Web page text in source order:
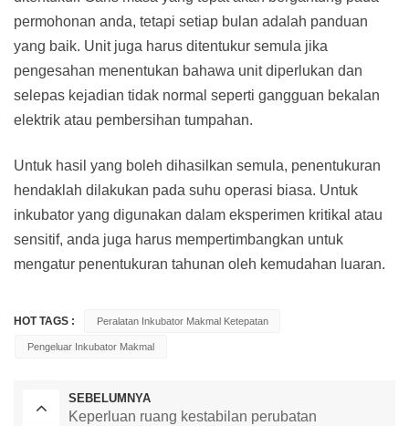
permohonan anda, tetapi setiap bulan adalah panduan
yang baik. Unit juga harus ditentukur semula jika
pengesahan menentukan bahawa unit diperlukan dan
selepas kejadian tidak normal seperti gangguan bekalan
elektrik atau pembersihan tumpahan.
Untuk hasil yang boleh dihasilkan semula, penentukuran
hendaklah dilakukan pada suhu operasi biasa. Untuk
inkubator yang digunakan dalam eksperimen kritikal atau
sensitif, anda juga harus mempertimbangkan untuk
mengatur penentukuran tahunan oleh kemudahan luaran.
HOT TAGS : Peralatan Inkubator Makmal Ketepatan
Pengeluar Inkubator Makmal
SEBELUMNYA
Keperluan ruang kestabilan perubatan